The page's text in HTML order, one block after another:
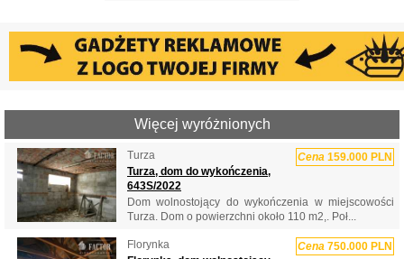
Więcej wyróżnionych
Turza Cena 159.000 PLN
Turza, dom do wykończenia,
643S/2022
Dom wolnostojący do wykończenia w miejscowości
Turza. Dom o powierzchni około 110 m2,. Poł...
Florynka Cena 750.000 PLN